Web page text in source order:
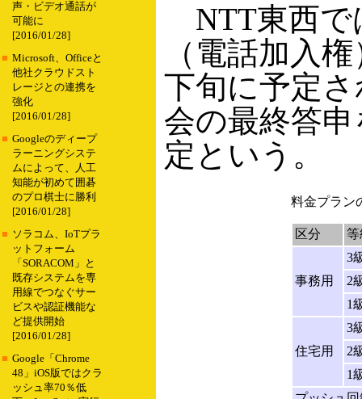
声・ビデオ通話が
可能に
[2016/01/28]
■ Microsoft、Officeと
他社クラウドスト
レージとの連携を
強化
[2016/01/28]
■ Googleのディープ
ラーニングシステ
ムによって、人工
知能が初めて囲碁
のプロ棋士に勝利
[2016/01/28]
■ ソラコム、IoTプラ
ットフォーム
「SORACOM」と
既存システムを専
用線でつなぐサー
ビスや認証機能な
ど提供開始
[2016/01/28]
■ Google「Chrome
48」iOS版ではクラ
ッシュ率70％低
NTT東西で
（電話加入
下旬に予定
会の最終答
定という。
料金プラン
区分 等
事務用
3
2
1
住宅用
3
2
1